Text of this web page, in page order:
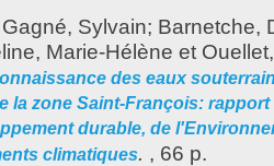
Gagné, Sylvain; Barnetche,
Marie-Hélène et
des eaux
la zone Saint-François:
durable, de
climatiques. , 66 p.